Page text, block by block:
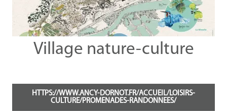
Village nature-culture
HTTPS://WWW.ANCY-DORNOT.FR/ACCUEIL/LOISIRS-
CULTURE/PROMENADES-RANDONNEES/